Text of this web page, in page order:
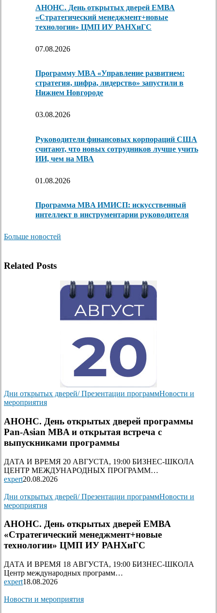
АНОНС. День открытых дверей ЕМВА
«Стратегический менеджмент+новые
технологии» ЦМП ИУ РАНХиГС
07.08.2026
Программу MBA «Управление развитием:
стратегия, цифра, лидерство» запустили в
Нижнем Новгороде
03.08.2026
Руководители финансовых корпораций США
считают, что новых сотрудников лучше учить
ИИ, чем на МВА
01.08.2026
Программа MBA ИМИСП: искусственный
интеллект в инструментарии руководителя
Больше новостей
Related Posts
Дни открытых дверей/ Презентации программНовости и
мероприятия
АНОНС. День открытых дверей программы
Pan-Asian MBA и открытая встреча с
выпускниками программы
ДАТА И ВРЕМЯ 20 АВГУСТА, 19:00 БИЗНЕС-ШКОЛА
ЦЕНТР МЕЖДУНАРОДНЫХ ПРОГРАММ…
expert20.08.2026
Дни открытых дверей/ Презентации программНовости и
мероприятия
АНОНС. День открытых дверей ЕМВА
«Стратегический менеджмент+новые
технологии» ЦМП ИУ РАНХиГС
ДАТА И ВРЕМЯ 18 АВГУСТА, 19:00 БИЗНЕС-ШКОЛА
Центр международных программ…
expert18.08.2026
Новости и мероприятия